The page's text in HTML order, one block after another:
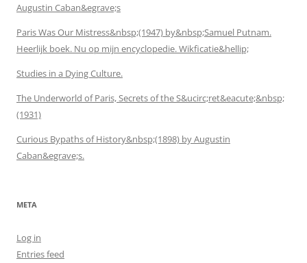
Augustin Caban&egrave;s
Paris Was Our Mistress&nbsp;(1947) by&nbsp;Samuel Putnam.
Heerlijk boek. Nu op mijn encyclopedie. Wikficatie&hellip;
Studies in a Dying Culture.
The Underworld of Paris, Secrets of the S&ucirc;ret&eacute;&nbsp;
(1931)
Curious Bypaths of History&nbsp;(1898) by Augustin
Caban&egrave;s.
META
Log in
Entries feed